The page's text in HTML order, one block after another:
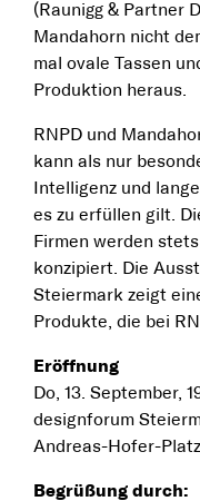
(Raunigg & Partner
Mandahorn nicht
mal ovale Tassen
Produktion heraus.
RNPD und
kann als nur
Intelligenz und
es zu erfüllen gilt.
Firmen werden
konzipiert. Die
Steiermark zeigt
Produkte, die bei
Eröffnung
Do, 13. September,
designforum
Andreas-Hofer-Platz
Begrüßung durch: